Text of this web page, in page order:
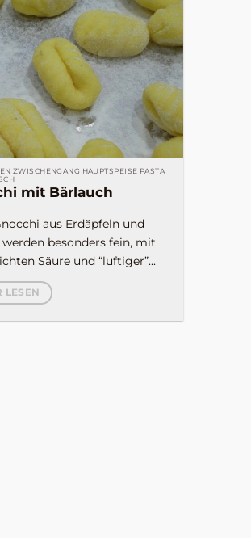
ZWISCHENGANG HAUPTSPEISE PASTA
mit Bärlauch
aus Erdäpfeln und
besonders fein, mit
Säure und “luftiger”...
LESEN